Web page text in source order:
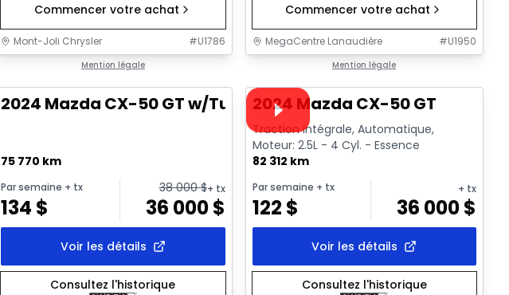
Commencer votre achat
Mont-Joli Chrysler #U1786
Mention légale
Commencer votre achat
MegaCentre Lanaudière #U1950
Mention légale
Très bonne offre
2024 Mazda CX-50 GT w/Turbo
75 770 km
Par semaine + tx
134 $
38 000$+ tx
36 000$
Voir les détails
Consultez l'historique
Vidéo disponible
Très bonne offre
2024 Mazda CX-50 GT
Traction intégrale, Automatique,
Moteur: 2.5L - 4 Cyl. - Essence
82 312 km
Par semaine + tx
122 $
+ tx
36 000$
Voir les détails
Consultez l'historique